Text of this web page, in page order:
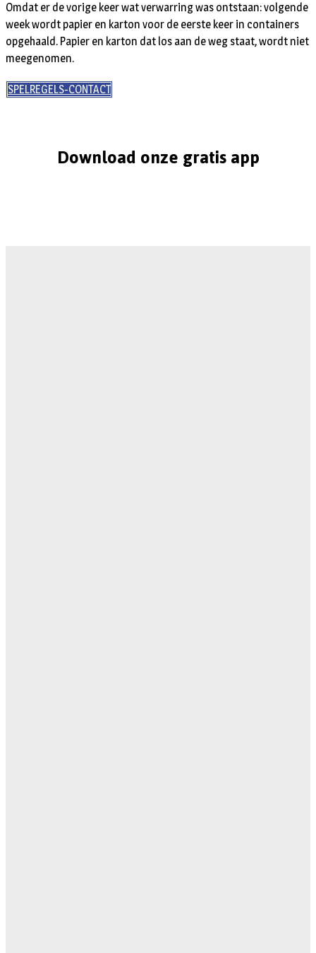
Omdat er de vorige keer wat verwarring was ontstaan: volgende
week wordt papier en karton voor de eerste keer in containers
opgehaald. Papier en karton dat los aan de weg staat, wordt niet
meegenomen.
SPELREGELS-CONTACT
Download onze gratis app